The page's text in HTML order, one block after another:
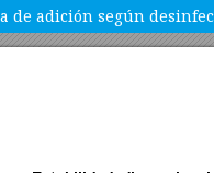
adición según